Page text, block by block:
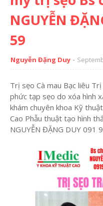
NGUYỄN
59
Nguyễn Đặng Duy
Trị sẹo Cà mau Bạc liêu
phức tạp sẹo do xóa hình
khám chuyên khoa Kỹ
Cao Phẫu thuật tạo hình
NGUYỄN ĐẶNG DUY 091